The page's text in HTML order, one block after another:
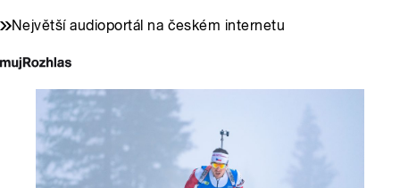
Největší audioportál na českém internetu